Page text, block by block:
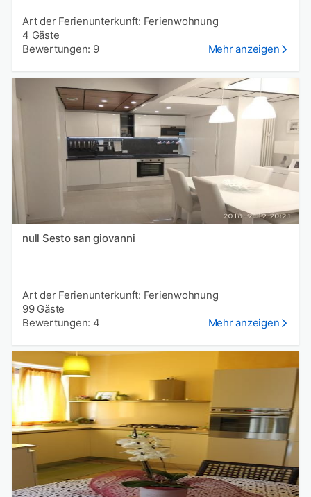
Art der Ferienunterkunft: Ferienwohnung
4 Gäste
Bewertungen: 9
Mehr anzeigen
null Sesto san giovanni
Art der Ferienunterkunft: Ferienwohnung
99 Gäste
Bewertungen: 4
Mehr anzeigen